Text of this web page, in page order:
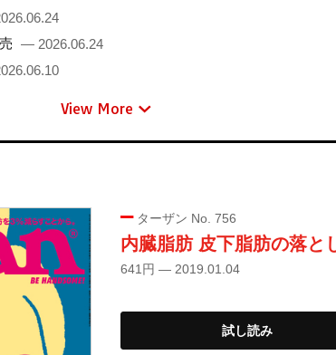
— 2026.06.24
View More
ターザン No. 756
内臓脂肪 皮下脂肪の落と
641円 — 2019.01.04
試し読み